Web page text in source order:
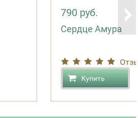
790 руб.
Сердце Амура
Купить